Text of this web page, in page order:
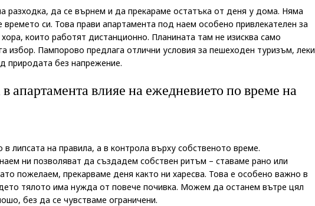
разходка, да се върнем и да прекараме остатъка от деня у дома. Няма
времето си. Това прави апартамента под наем особено привлекателен за
които работят дистанционно. Планината там не изисква само
избор. Пампорово предлага отлични условия за пешеходен туризъм, леки
природата без напрежение.
апартамента влияе на ежедневието по време на
липсата на правила, а в контрола върху собственото време.
ни позволяват да създадем собствен ритъм – ставаме рано или
пожелаем, прекарваме деня както ни харесва. Това е особено важно в
тялото има нужда от повече почивка. Можем да останем вътре цял
без да се чувстваме ограничени.